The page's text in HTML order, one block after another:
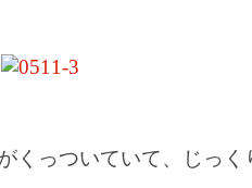
くっついていて、じっ